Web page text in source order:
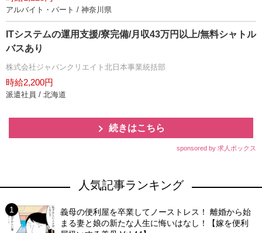
アルバイト・パート / 神奈川県
ITシステムの運用支援/寮完備/月収43万円以上/無料シャトル
バスあり
株式会社ジャパンクリエイト北日本事業統括部
時給2,200円
派遣社員 / 北海道
続きはこちら
sponsored by 求人ボックス
人気記事ランキング
義母の便利屋を卒業してノーストレス！ 離婚から始
まる妻と娘の新たな人生に悔いはなし！【嫁を便利